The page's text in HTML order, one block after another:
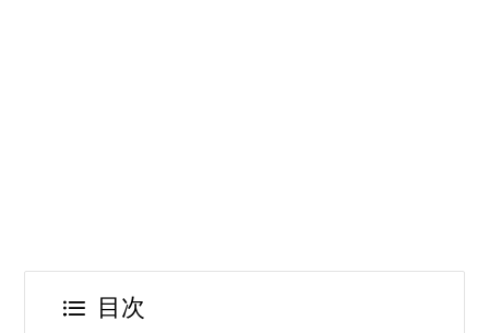
目次